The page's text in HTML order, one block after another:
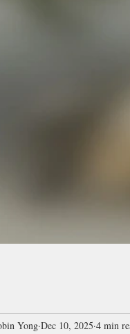
Yong Dec 10, 2025 4 min